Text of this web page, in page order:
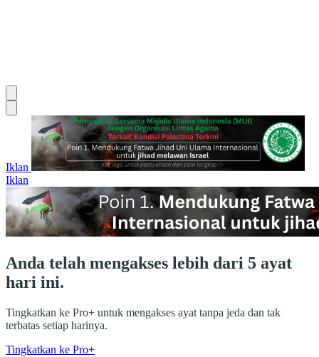
Iklan
Iklan
Anda telah mengakses lebih dari 5 ayat
hari ini.
Tingkatkan ke Pro+ untuk mengakses ayat tanpa jeda dan tak
terbatas setiap harinya.
Tingkatkan ke Pro+